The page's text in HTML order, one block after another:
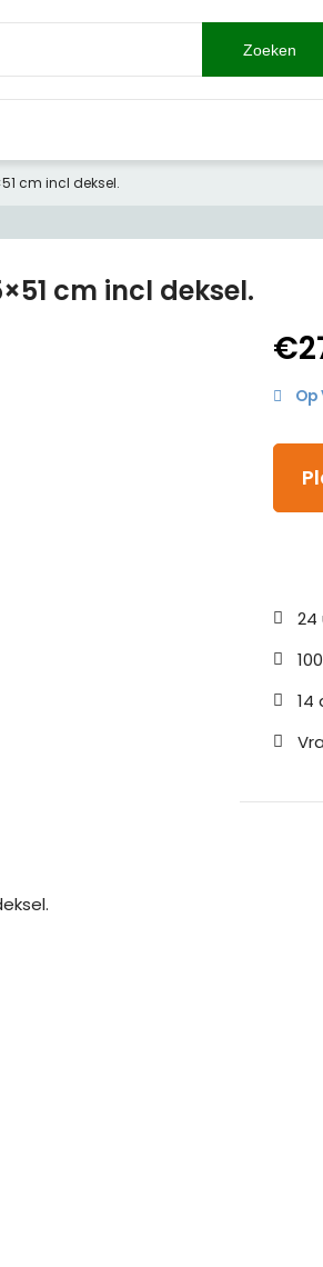
Zoeken
cm incl deksel.
cm incl deksel.
€
24
14